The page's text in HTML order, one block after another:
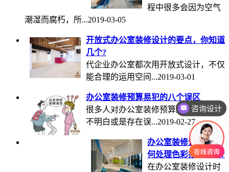
程中很多会因为空气
潮湿而腐朽，所...2019-03-05
开放式办公室装修设计的要点，你知道
几个?
代企业办公室都次用开放式设计，不仅
能合理的运用空间...2019-03-01
办公室装修预算易犯的八个误区
很多人对办公室装修预算及报价有很多
不明白或是存在误...2019-02-27
办公室装修设计时如
何处理色彩搭配细节?
在办公室装修设计时
咨询设计